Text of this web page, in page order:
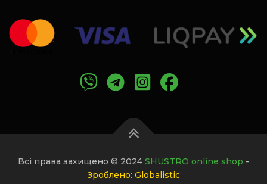
Всі права захищено © 2024 SHUSTRO online shop -
Зроблено: Globalistic